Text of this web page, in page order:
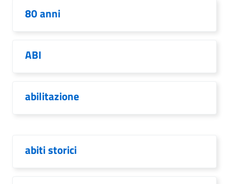
80 anni
ABI
abilitazione
abiti storici